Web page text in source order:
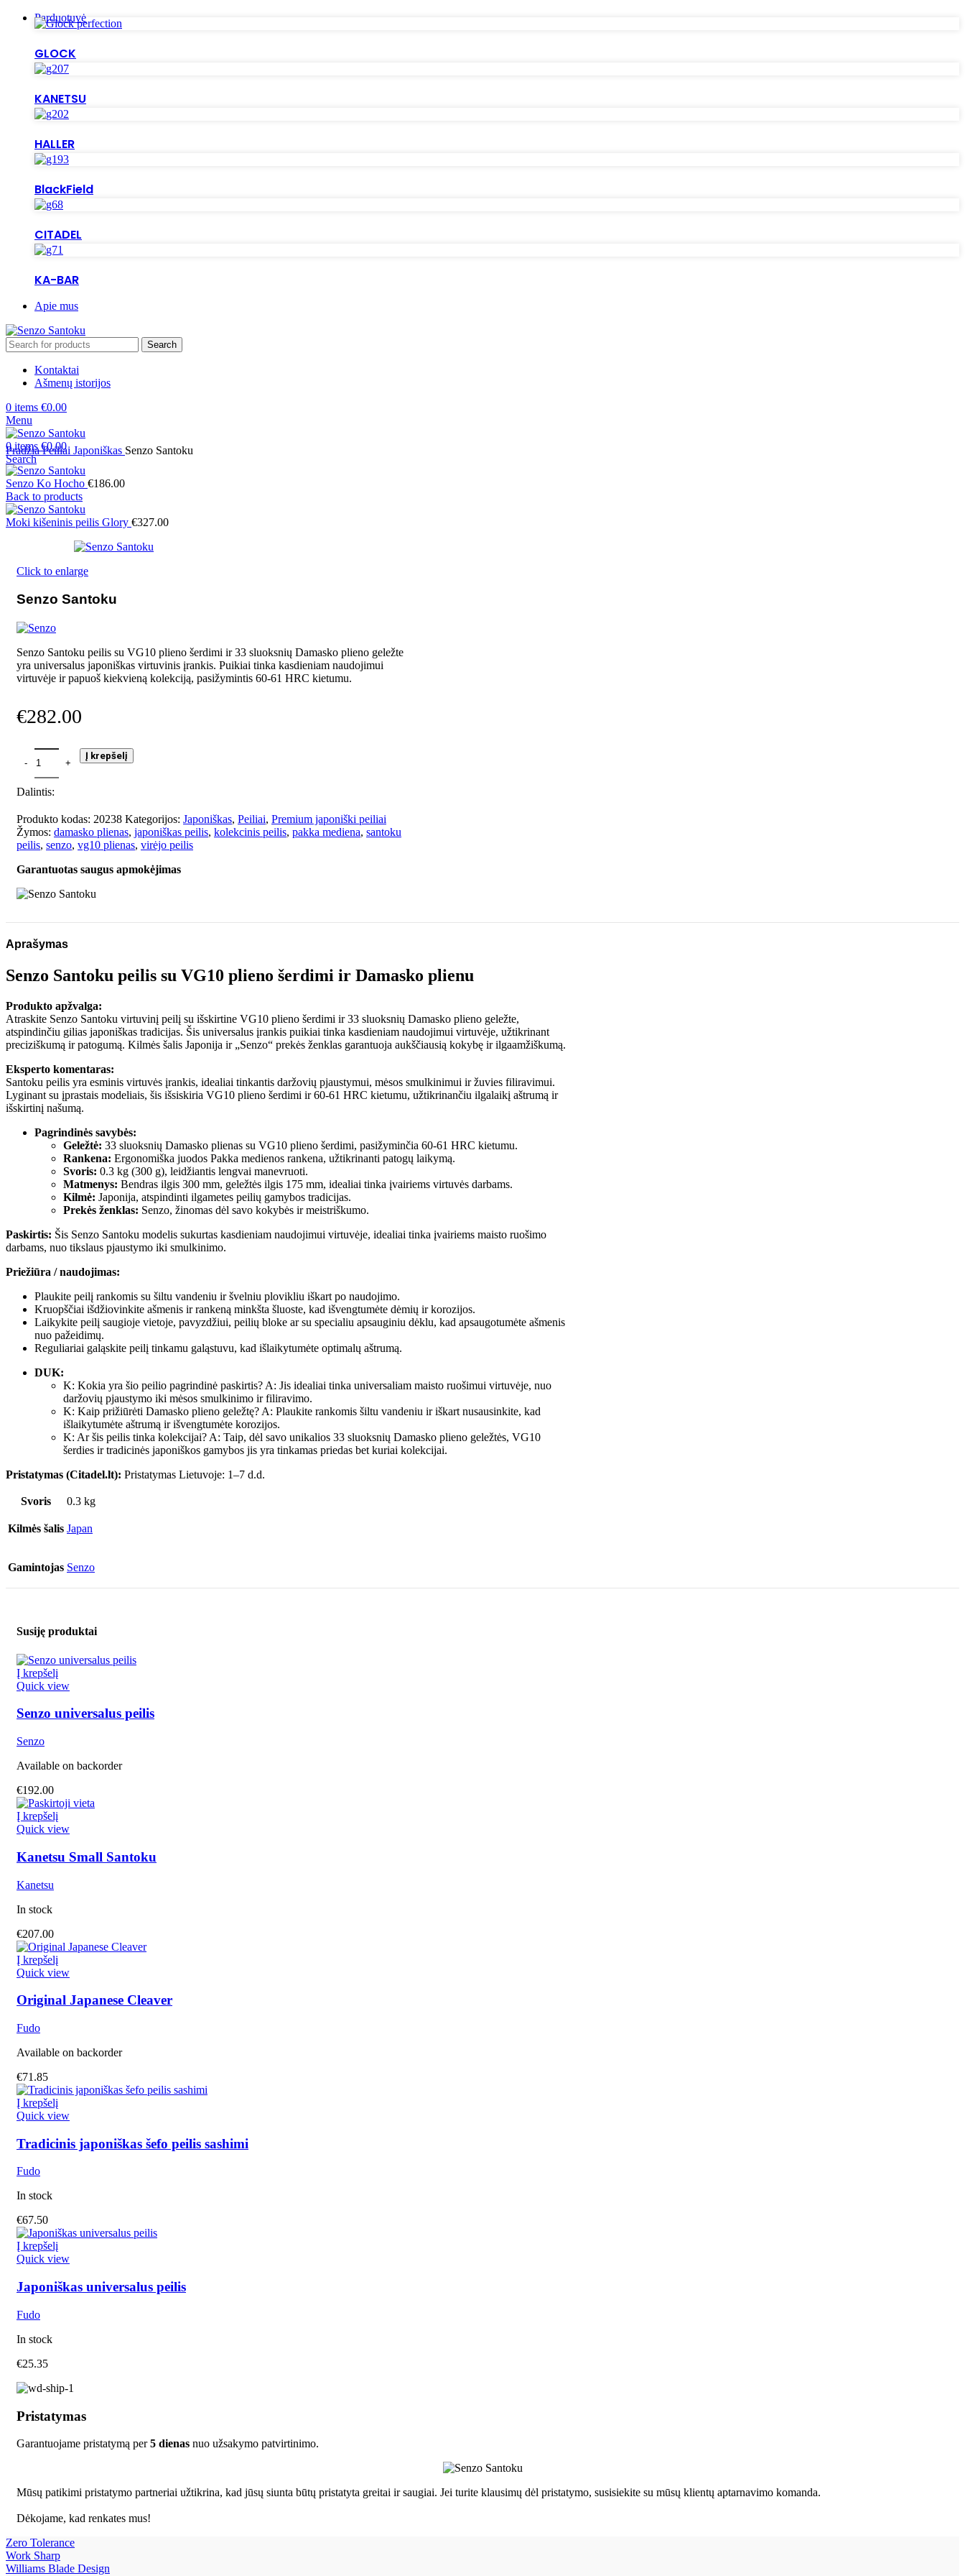
Parduotuvė
GLOCK
KANETSU
HALLER
BlackField
CITADEL
KA-BAR
Apie mus
Search
Kontaktai
Ašmenų istorijos
0 items €0.00
Menu
0items €0.00
Search
PradžiaPeiliai Japoniškas Senzo Santoku
Senzo Ko Hocho €186.00
Back to products
Moki kišeninis peilis Glory €327.00
Click to enlarge
Senzo Santoku
Senzo Santoku peilis su VG10 plieno šerdimi ir 33 sluoksnių Damasko plieno geležte
yra universalus japoniškas virtuvinis įrankis. Puikiai tinka kasdieniam naudojimui
virtuvėje ir papuoš kiekvieną kolekciją, pasižymintis 60-61 HRC kietumu.
€282.00
Į krepšelį
Dalintis:
Produkto kodas: 20238 Kategorijos: Japoniškas, Peiliai, Premium japoniški peiliai
Žymos: damasko plienas, japoniškas peilis, kolekcinis peilis, pakka mediena, santoku
peilis, senzo, vg10 plienas, virėjo peilis
Garantuotas saugus apmokėjimas
Aprašymas
Senzo Santoku peilis su VG10 plieno šerdimi ir Damasko plienu
Produkto apžvalga:
Atraskite Senzo Santoku virtuvinį peilį su išskirtine VG10 plieno šerdimi ir 33 sluoksnių Damasko plieno geležte,
atspindinčiu gilias japoniškas tradicijas. Šis universalus įrankis puikiai tinka kasdieniam naudojimui virtuvėje, užtikrinant
preciziškumą ir patogumą. Kilmės šalis Japonija ir „Senzo“ prekės ženklas garantuoja aukščiausią kokybę ir ilgaamžiškumą.
Eksperto komentaras:
Santoku peilis yra esminis virtuvės įrankis, idealiai tinkantis daržovių pjaustymui, mėsos smulkinimui ir žuvies filiravimui.
Lyginant su įprastais modeliais, šis išsiskiria VG10 plieno šerdimi ir 60-61 HRC kietumu, užtikrinančiu ilgalaikį aštrumą ir
išskirtinį našumą.
Pagrindinės savybės:
Geležtė: 33 sluoksnių Damasko plienas su VG10 plieno šerdimi, pasižyminčia 60-61 HRC kietumu.
Rankena: Ergonomiška juodos Pakka medienos rankena, užtikrinanti patogų laikymą.
Svoris: 0.3 kg (300 g), leidžiantis lengvai manevruoti.
Matmenys: Bendras ilgis 300 mm, geležtės ilgis 175 mm, idealiai tinka įvairiems virtuvės darbams.
Kilmė: Japonija, atspindinti ilgametes peilių gamybos tradicijas.
Prekės ženklas: Senzo, žinomas dėl savo kokybės ir meistriškumo.
Paskirtis: Šis Senzo Santoku modelis sukurtas kasdieniam naudojimui virtuvėje, idealiai tinka įvairiems maisto ruošimo
darbams, nuo tikslaus pjaustymo iki smulkinimo.
Priežiūra / naudojimas:
Plaukite peilį rankomis su šiltu vandeniu ir švelniu plovikliu iškart po naudojimo.
Kruopščiai išdžiovinkite ašmenis ir rankeną minkšta šluoste, kad išvengtumėte dėmių ir korozijos.
Laikykite peilį saugioje vietoje, pavyzdžiui, peilių bloke ar su specialiu apsauginiu dėklu, kad apsaugotumėte ašmenis
nuo pažeidimų.
Reguliariai galąskite peilį tinkamu galąstuvu, kad išlaikytumėte optimalų aštrumą.
DUK:
K: Kokia yra šio peilio pagrindinė paskirtis? A: Jis idealiai tinka universaliam maisto ruošimui virtuvėje, nuo
daržovių pjaustymo iki mėsos smulkinimo ir filiravimo.
K: Kaip prižiūrėti Damasko plieno geležtę? A: Plaukite rankomis šiltu vandeniu ir iškart nusausinkite, kad
išlaikytumėte aštrumą ir išvengtumėte korozijos.
K: Ar šis peilis tinka kolekcijai? A: Taip, dėl savo unikalios 33 sluoksnių Damasko plieno geležtės, VG10
šerdies ir tradicinės japoniškos gamybos jis yra tinkamas priedas bet kuriai kolekcijai.
Pristatymas (Citadel.lt): Pristatymas Lietuvoje: 1–7 d.d.
Svoris 0.3 kg
Kilmės šalis Japan
Gamintojas Senzo
Susiję produktai
Į krepšelį
Quick view
Senzo universalus peilis
Senzo
Available on backorder
€192.00
Į krepšelį
Quick view
Kanetsu Small Santoku
Kanetsu
In stock
€207.00
Į krepšelį
Quick view
Original Japanese Cleaver
Fudo
Available on backorder
€71.85
Į krepšelį
Quick view
Tradicinis japoniškas šefo peilis sashimi
Fudo
In stock
€67.50
Į krepšelį
Quick view
Japoniškas universalus peilis
Fudo
In stock
€25.35
Pristatymas
Garantuojame pristatymą per5 dienas nuo užsakymo patvirtinimo.
Mūsų patikimi pristatymo partneriai užtikrina, kad jūsų siunta būtų pristatyta greitai ir saugiai. Jei turite klausimų dėl pristatymo, susisiekite su mūsų klientų aptarnavimo komanda.
Dėkojame, kad renkates mus!
Zero Tolerance
Work Sharp
Williams Blade Design